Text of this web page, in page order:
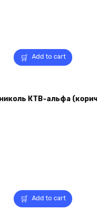
Add to cart
КТВ-альфа
Add to cart